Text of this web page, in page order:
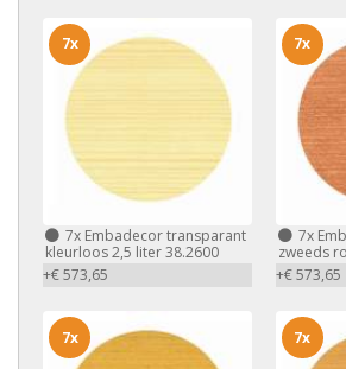
7x Embadecor transparant
kleurloos 2,5 liter 38.2600
+€ 573,65
7x
7x
zweeds
+€ 573,65
7x
7x 7x